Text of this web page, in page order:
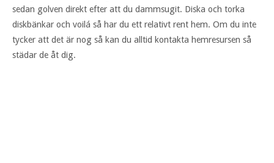
sedan golven direkt efter att du dammsugit. Diska och torka
diskbänkar och voilá så har du ett relativt rent hem. Om du inte
tycker att det är nog så kan du alltid kontakta hemresursen så
städar de åt dig.